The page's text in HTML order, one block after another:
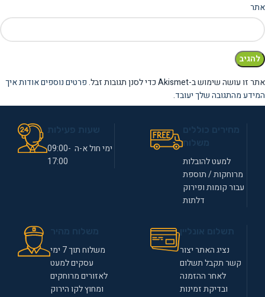
אתר
אתר זו עושה שימוש ב-Akismet כדי לסנן תגובות זבל.
פרטים נוספים אודות איך
המידע מהתגובה שלך יעובד.
למעט להובלות
מרוחקות / תוספת
עבור קומות ופירוק
דלתות
ימי חול א-ה 09:00-
17:00
נציג האתר יצור
קשר תקבל תשלום
לאחר ההזמנה
ובדיקת זמינות
משלוח תוך 7 ימי
עסקים למעט
לאזורים מרוחקים
ומחוץ לקו הירוק